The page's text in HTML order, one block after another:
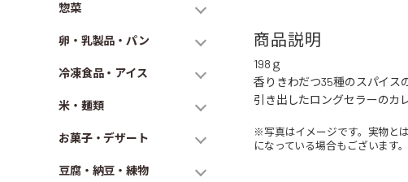
惣菜
卵・乳製品・パン
冷凍食品・アイス
米・麺類
お菓子・デザート
豆腐・納豆・練物
商品説明
198ｇ
香りきわだつ35種のスパイス
引き出したロングセラーのカレ
※写真はイメージです。実物と
になっている場合もございます